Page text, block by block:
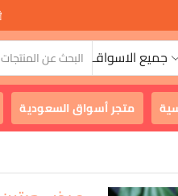
14 يومًا من
جميع الاسواقـ
متجر أسواق السعودية